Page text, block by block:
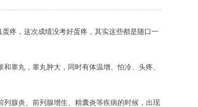
疼，这次成绩没考好蛋疼，其实这些都是随口一
睾丸，睾丸肿大，同时有体温增、怕冷、头疼、
腺炎、前列腺增生、精囊炎等疾病的时候，出现